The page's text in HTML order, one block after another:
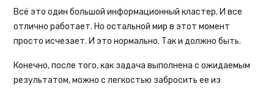
Всё это один большой информационный кластер. И все
отлично работает. Но остальной мир в этот момент
просто исчезает. И это нормально. Так и должно быть.
Конечно, после того, как задача выполнена с ожидаемым
результатом, можно с легкостью забросить ее из